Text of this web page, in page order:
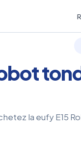
la eufy E15